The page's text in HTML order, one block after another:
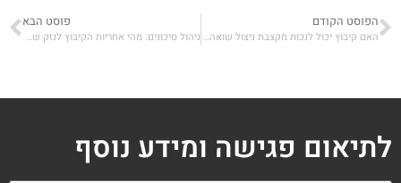
הפוסט הקודם
האם קיבוץ יכול לנכות מקצבת ניצול שואה שמקורה בחו"ל?
פוסט הבא
ניהול סיכונים: מהי אחריות הקיבוץ לנזק שנגרם לעובד קבלן?
לתיאום פגישה ומידע נוסף